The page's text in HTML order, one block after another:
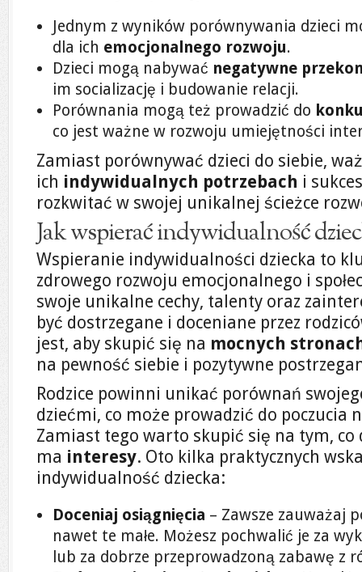
Jednym z wyników porównywania dzieci
dla ich emocjonalnego rozwoju.
Dzieci mogą nabywać negatywne
im socializację i budowanie relacji.
Porównania mogą też prowadzić do
co jest ważne w rozwoju umiejętności
Zamiast porównywać dzieci do siebie,
ich indywidualnych potrzebach i
rozkwitać w swojej unikalnej ścieżce
Jak wspierać indywidualność
Wspieranie indywidualności dziecka to
zdrowego rozwoju emocjonalnego i
swoje unikalne cechy, talenty oraz
być dostrzegane i doceniane przez
jest, aby skupić się na mocnych
na pewność siebie i pozytywne
Rodzice powinni unikać porównań
dziećmi, co może prowadzić do poczucia
Zamiast tego warto skupić się na tym, co
ma interesy. Oto kilka praktycznych
indywidualność dziecka:
Doceniaj osiągnięcia – Zawsze zauważaj
nawet te małe. Możesz pochwalić je za
lub za dobrze przeprowadzoną zabawę z